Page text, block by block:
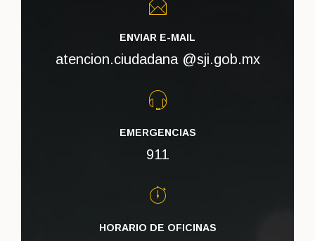
ENVIAR E-MAIL
atencion.ciudadana @sji.gob.mx
EMERGENCIAS
911
HORARIO DE OFICINAS